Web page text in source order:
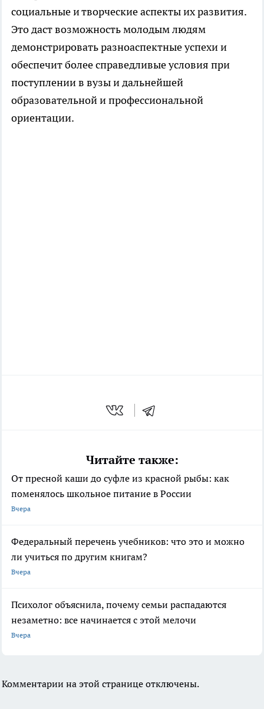
социальные и творческие аспекты их развития.
Это даст возможность молодым людям
демонстрировать разноаспектные успехи и
обеспечит более справедливые условия при
поступлении в вузы и дальнейшей
образовательной и профессиональной
ориентации.
Читайте также:
От пресной каши до суфле из красной рыбы: как
поменялось школьное питание в России
Вчера
Федеральный перечень учебников: что это и можно
ли учиться по другим книгам?
Вчера
Психолог объяснила, почему семьи распадаются
незаметно: все начинается с этой мелочи
Вчера
Комментарии на этой странице отключены.